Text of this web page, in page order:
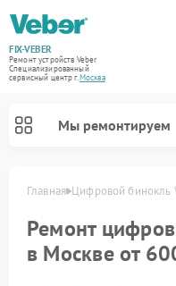
FIX-VEBER
Ремонт устройств Veber
Специализированный
cервисный центр г.Москва
Мы ремонтируем
Главная Цифровой бинокль
Ремонт
в Москве от